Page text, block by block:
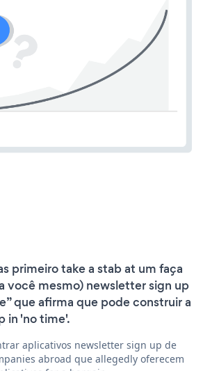
primeiro take a stab at um faça
você mesmo) newsletter sign up
que afirma que pode construir a
in 'no time'.
aplicativos newsletter sign up de
abroad que allegedly oferecem